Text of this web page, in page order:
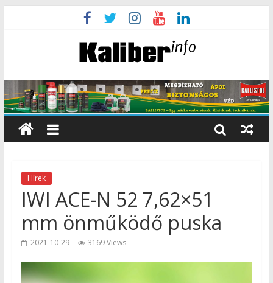
Hírek
IWI ACE-N 52 7,62×51
mm önműködő puska
2021-10-29 3169 Views